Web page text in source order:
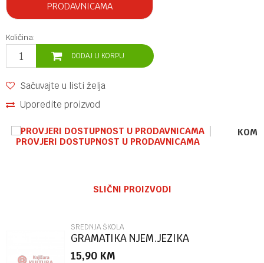
PRODAVNICAMA
Količina:
DODAJ U KORPU
Sačuvajte u listi želja
Uporedite proizvod
PROVJERI DOSTUPNOST U PRODAVNICAMA
Poruka
SLIČNI PROIZVODI
SREDNJA ŠKOLA
GRAMATIKA NJEM.JEZIKA
15,90 KM